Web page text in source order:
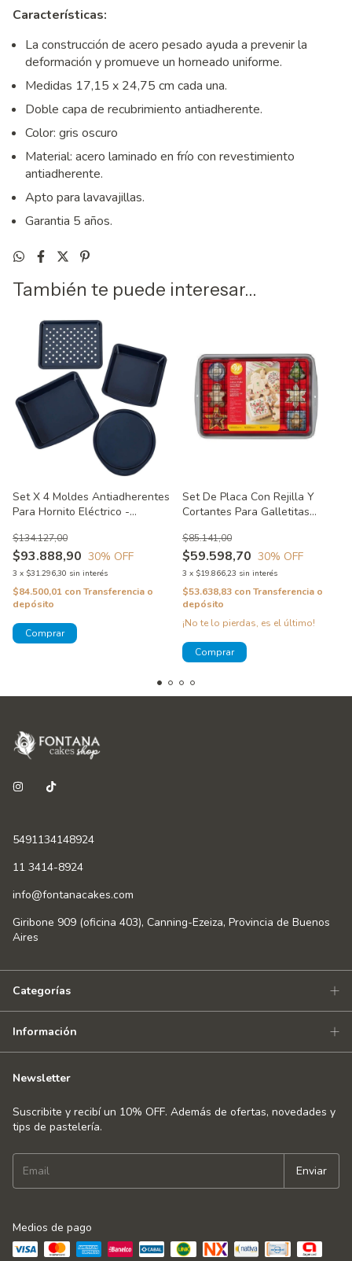
Características:
La construcción de acero pesado ayuda a prevenir la
deformación y promueve un horneado uniforme.
Medidas 17,15 x 24,75 cm cada una.
Doble capa de recubrimiento antiadherente.
Color: gris oscuro
Material: acero laminado en frío con revestimiento
antiadherente.
Apto para lavavajillas.
Garantia 5 años.
También te puede interesar...
Set X 4 Moldes Antiadherentes
Para Hornito Eléctrico -
$93.888,90
$134.127,00
30% OFF
3 x $31.296,30 sin interés
$84.500,01 conTransferencia o
depósito
Set De Placa Con Rejilla Y
Cortantes Para Galletitas
$59.598,70
$85.141,00
30% OFF
3 x $19.866,23 sin interés
$53.638,83 conTransferencia o
depósito
¡No te lo pierdas, es el último!
5491134148924
11 3414-8924
info@fontanacakes.com
Giribone 909 (oficina 403), Canning-Ezeiza, Provincia de Buenos
Aires
Categorías
Información
Newsletter
Suscribite y recibí un 10% OFF. Además de ofertas, novedades y
tips de pastelería.
Medios de pago